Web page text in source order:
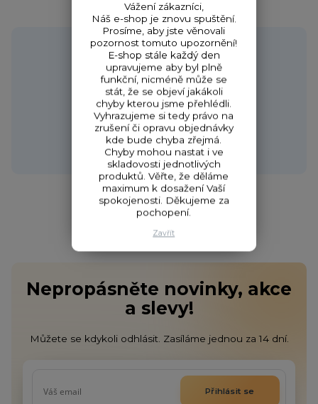
Potřebujete poradit?
Zákaznická podpora HONZA
+420 720 256 434
(Po-Čt 9-17 hod.,Pá 9-18 hod.)
obchod@fishcom.cz
Nepropásněte novinky, akce
a slevy!
Můžete se kdykoli odhlásit. Zasíláme jednou za 14 dní.
Přihlásit se
Vážení zákazníci,
Náš e-shop je znovu spuštění.
Prosíme, aby jste věnovali
pozornost tomuto upozornění!
E-shop stále každý den
upravujeme aby byl plně
funkční, nicméně může se
stát, že se objeví jakákoli
chyby kterou jsme přehlédli.
Vyhrazujeme si tedy právo na
zrušení či opravu objednávky
kde bude chyba zřejmá.
Chyby mohou nastat i ve
skladovosti jednotlivých
produktů. Věřte, že děláme
maximum k dosažení Vaší
spokojenosti. Děkujeme za
pochopení.
Zavřít